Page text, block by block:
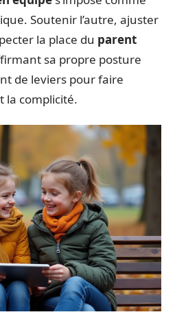
Soutenir l’autre, ajuster
la place du parent
sa propre posture
de leviers pour faire
la complicité.